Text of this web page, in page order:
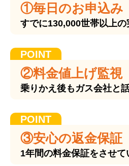
①毎日のお申込み
すでに130,000世帯以上の
②料金値上げ監視
乗りかえ後もガス会社と
③安心の返金保証
1年間の料金保証をさせ